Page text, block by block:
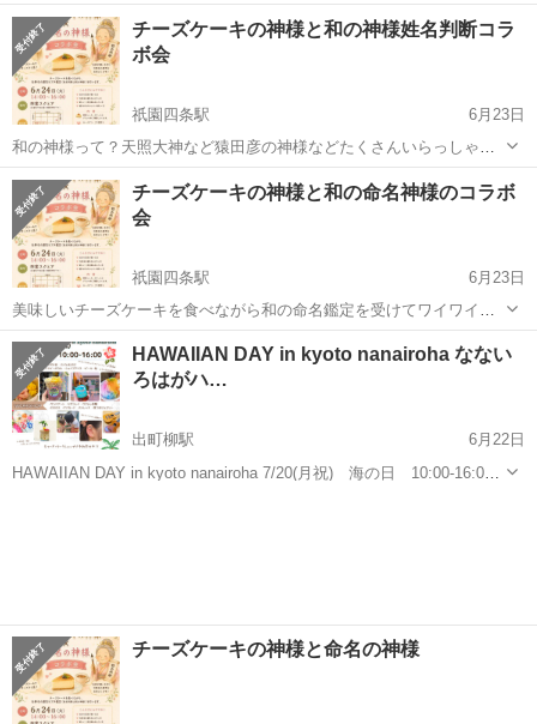
虫が気になる、なんとなくだるい…… そんな夏のお悩みを、天然精油
の力でまるごとケアする体験会を開催します！ 難しい知識は一切不
要。 ...
京都 南丹市 鍼灸大学前駅 ワークショップ 体験会
チーズケーキの神様と和の神様姓名判断コラ
ボ会
祇園四条駅
6月23日
和の神様って？天照大神など猿田彦の神様などたくさんいらっしゃい
ます。 チーズケーキを食べながらお茶しながら名前の画数から姓名判
断を行います。 ワイワイ楽しく過ごしませんか？ 14時から16時まで
参加費 1500円 申し込...
京都 京都市 祇園四条駅 ワークショップ 神様
チーズケーキの神様と和の命名神様のコラボ
会
祇園四条駅
6月23日
美味しいチーズケーキを食べながら和の命名鑑定を受けてワイワイ楽
しく過ごしませんか？ 14時から16時 参加費 1500円 申し込み方法は
下記より https://x.gd/ZlGLxT
京都 京都市
HAWAIIAN DAY in kyoto nanairoha なない
ろはがハ…
出町柳駅
6月22日
HAWAIIAN DAY in kyoto nanairoha 7/20(月祝) 海の日 10:00-16:00
チーズケーキの神様と命名の神様